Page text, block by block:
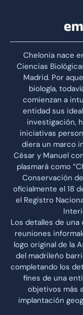
Chelonia nace
Ciencias
Madrid. Por
biología,
comienzan a
entidad sus
investigación,
iniciativas
diera un marco
César y Manuel
plasmará como
Conservación
oficialmente el 18
el Registro
Los detalles de
reuniones
logo original de la
del madrileño
completando los
fines de una
objetivos más
implantación